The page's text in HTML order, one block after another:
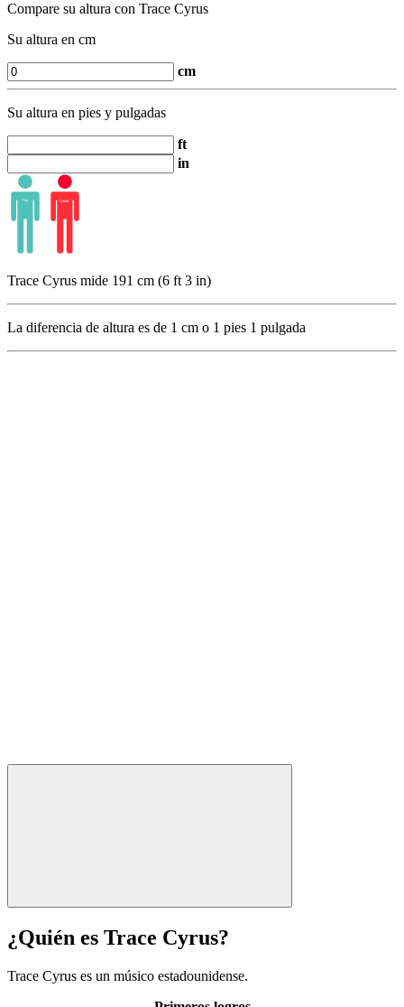
Compare su altura con Trace Cyrus
Su altura en cm
cm
Su altura en pies y pulgadas
ft
in
Trace Cyrus mide 191 cm (6 ft 3 in)
La diferencia de altura es de 1 cm o 1 pies 1 pulgada
¿Quién es Trace Cyrus?
Trace Cyrus es un músico estadounidense.